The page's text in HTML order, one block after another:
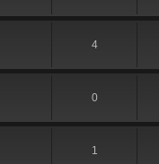
4
0
1